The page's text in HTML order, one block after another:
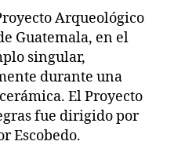
Arqueológico
Guatemala, en el
singular,
durante una
El Proyecto
fue dirigido por
Escobedo.